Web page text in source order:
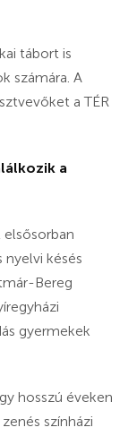
tábort is
számára. A
a TÉR
a
nyelvi késés
Bereg
gyermekek
hosszú éveken
színházi